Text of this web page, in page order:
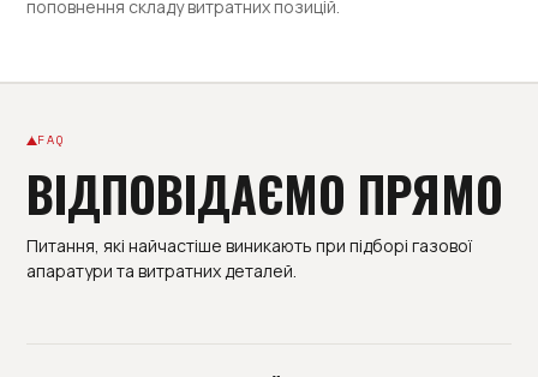
поповнення складу витратних позицій.
FAQ
ВІДПОВІДАЄМО ПРЯМО
Питання, які найчастіше виникають при підборі газової
апаратури та витратних деталей.